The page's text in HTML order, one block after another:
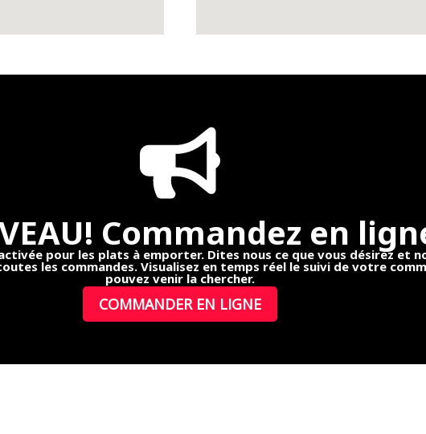
Commandez en
pour les plats à emporter. Dites nous ce que vous désirez et
les commandes. Visualisez en temps réel le suivi de votre
pouvez venir la chercher.
COMMANDER EN LIGNE